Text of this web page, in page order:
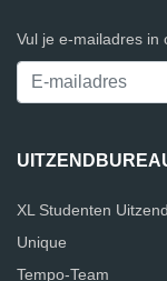
Vul je e-mailadres in
XL Studenten
Unique
Tempo-Team